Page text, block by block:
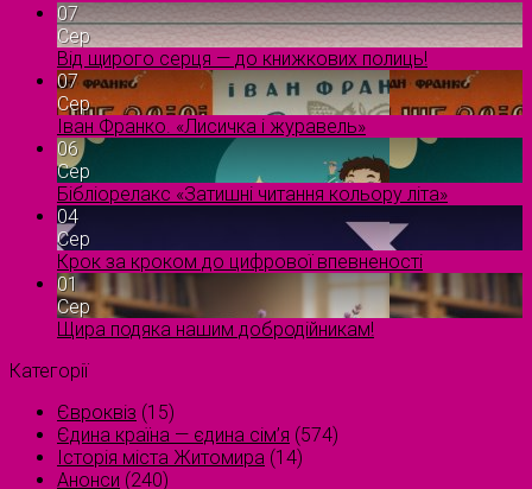
07
Сер
Від щирого серця — до книжкових полиць!
07
Сер
Іван Франко. «Лисичка і журавель»
06
Сер
Бібліорелакс «Затишні читання кольору літа»
04
Сер
Крок за кроком до цифрової впевненості
01
Сер
Щира подяка нашим добродійникам!
Категорії
Євроквіз (15)
Єдина країна — єдина сім’я (574)
Історія міста Житомира (14)
Анонси (240)